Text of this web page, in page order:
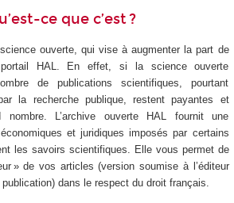
ce que c’est ?
ouverte, qui vise à augmenter la part de
HAL. En effet, si la science ouverte
de publications scientifiques, pourtant
la recherche publique, restent payantes et
L’archive ouverte HAL fournit une
et juridiques imposés par certains
les savoirs scientifiques. Elle vous permet de
» de vos articles (version soumise à l’éditeur
dans le respect du droit français.